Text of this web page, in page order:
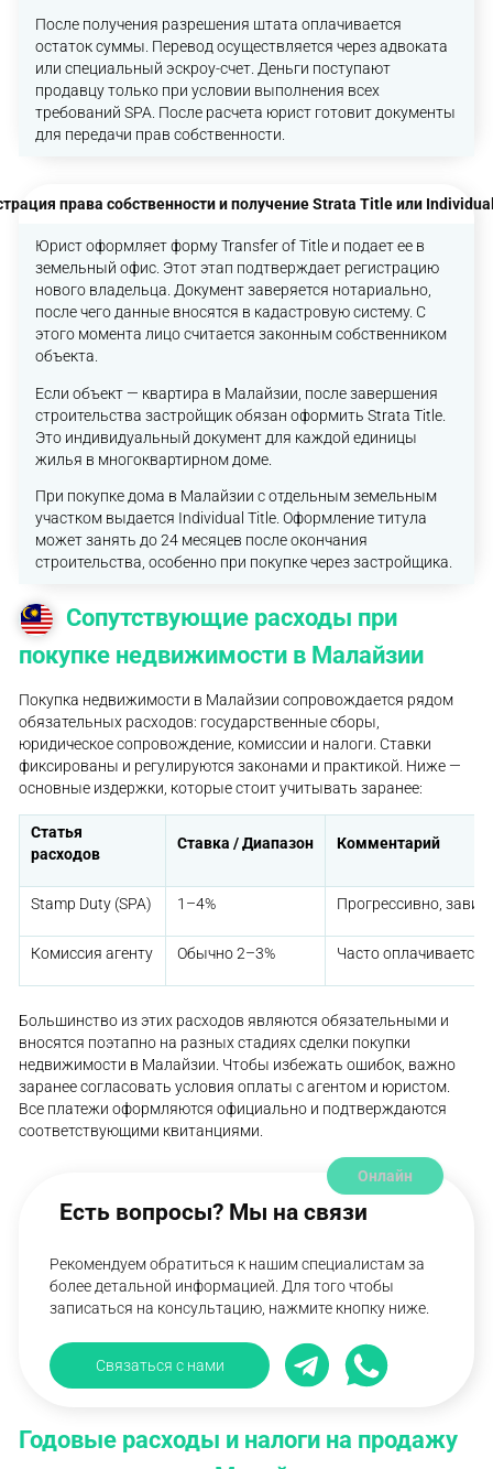
После получения разрешения штата оплачивается
остаток суммы. Перевод осуществляется через адвоката
или специальный эскроу-счет. Деньги поступают
продавцу только при условии выполнения всех
требований SPA. После расчета юрист готовит документы
для передачи прав собственности.
права собственности и получение Strata Title или
Юрист оформляет форму Transfer of Title и подает ее в
земельный офис. Этот этап подтверждает регистрацию
нового владельца. Документ заверяется нотариально,
после чего данные вносятся в кадастровую систему. С
этого момента лицо считается законным собственником
объекта.
Если объект — квартира в Малайзии, после завершения
строительства застройщик обязан оформить Strata Title.
Это индивидуальный документ для каждой единицы
жилья в многоквартирном доме.
При покупке дома в Малайзии с отдельным земельным
участком выдается Individual Title. Оформление титула
может занять до 24 месяцев после окончания
строительства, особенно при покупке через застройщика.
Сопутствующие расходы при
покупке недвижимости в Малайзии
Покупка недвижимости в Малайзии сопровождается рядом
обязательных расходов: государственные сборы,
юридическое сопровождение, комиссии и налоги. Ставки
фиксированы и регулируются законами и практикой. Ниже —
основные издержки, которые стоит учитывать заранее:
Статья
расходов
Ставка / Диапазон Комментарий
Stamp Duty (SPA) 1–4% Прогрессивно,
Комиссия агенту Обычно 2–3% Часто оплачивается
Большинство из этих расходов являются обязательными и
вносятся поэтапно на разных стадиях сделки покупки
недвижимости в Малайзии. Чтобы избежать ошибок, важно
заранее согласовать условия оплаты с агентом и юристом.
Все платежи оформляются официально и подтверждаются
соответствующими квитанциями.
Есть вопросы? Мы на связи
Рекомендуем обратиться к нашим специалистам за
более детальной информацией. Для того чтобы
записаться на консультацию, нажмите кнопку ниже.
Связаться с нами
Онлайн
Годовые расходы и налоги на продажу